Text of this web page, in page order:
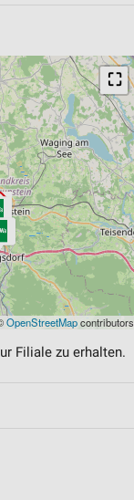
⛶
OpenStreetMapcontributors
Filiale zu erhalten.